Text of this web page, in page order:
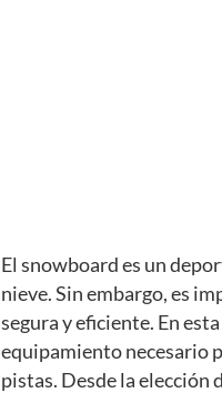
El snowboard es un
nieve. Sin embargo, es
segura y eficiente. En
equipamiento necesario
pistas. Desde la elección